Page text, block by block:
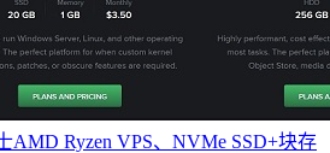
AMD Ryzen VPS、NVMe SSD+块存